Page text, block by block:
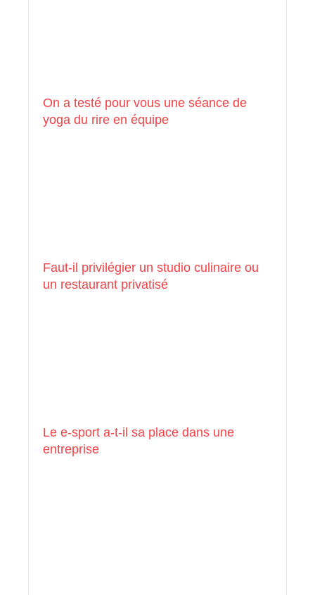
On a testé pour vous une séance de
yoga du rire en équipe
Faut-il privilégier un studio culinaire ou
un restaurant privatisé
Le e-sport a-t-il sa place dans une
entreprise